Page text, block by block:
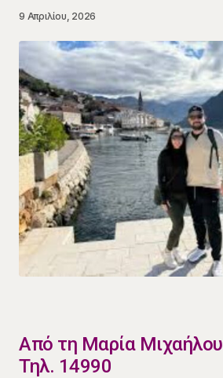
9 Απριλίου, 2026
​Από τη Μαρία Μιχαήλου
Τηλ. 14990